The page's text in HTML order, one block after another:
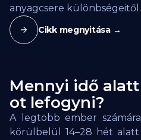
anyagcsere különbségeitől.
Cikk megnyitása →
Mennyi idő
ot lefogyni?
A legtöbb ember
körülbelül 14–28 hét